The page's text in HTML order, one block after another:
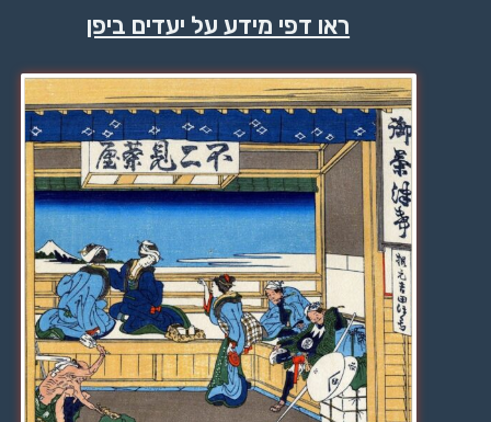
ראו דפי מידע על יעדים ביפן